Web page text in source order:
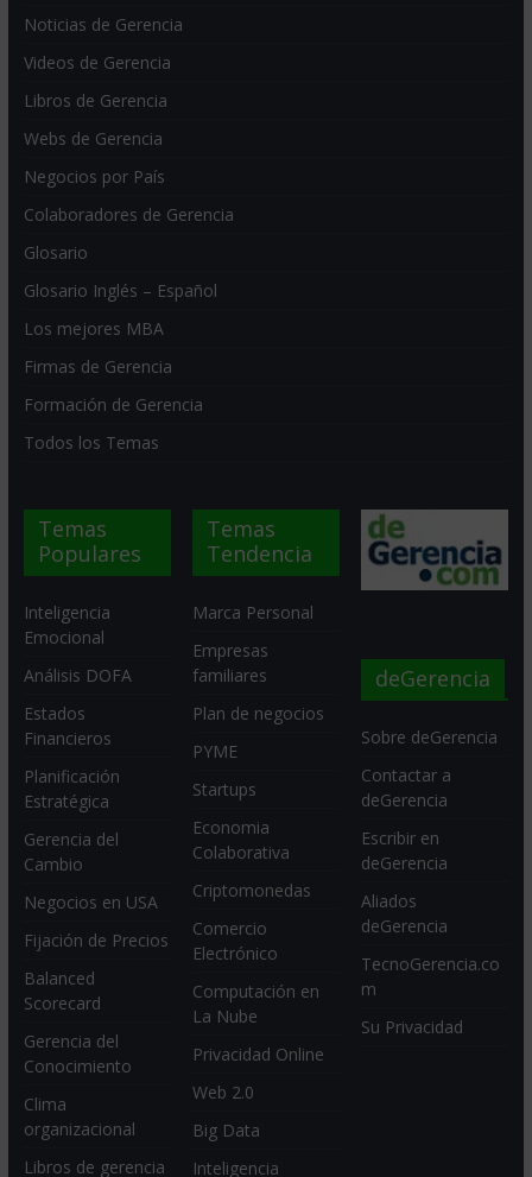
Noticias de Gerencia
Videos de Gerencia
Libros de Gerencia
Webs de Gerencia
Negocios por País
Colaboradores de Gerencia
Glosario
Glosario Inglés – Español
Los mejores MBA
Firmas de Gerencia
Formación de Gerencia
Todos los Temas
Temas
Populares
Inteligencia
Emocional
Análisis DOFA
Estados
Financieros
Planificación
Estratégica
Gerencia del
Cambio
Negocios en USA
Fijación de Precios
Balanced
Scorecard
Gerencia del
Conocimiento
Clima
organizacional
Libros de gerencia
Temas
Tendencia
Marca Personal
Empresas
familiares
Plan de negocios
PYME
Startups
Economia
Colaborativa
Criptomonedas
Comercio
Electrónico
Computación en
La Nube
Privacidad Online
Web 2.0
Big Data
Inteligencia
deGerencia
Sobre deGerencia
Contactar a
deGerencia
Escribir en
deGerencia
Aliados
deGerencia
TecnoGerencia.co
m
Su Privacidad